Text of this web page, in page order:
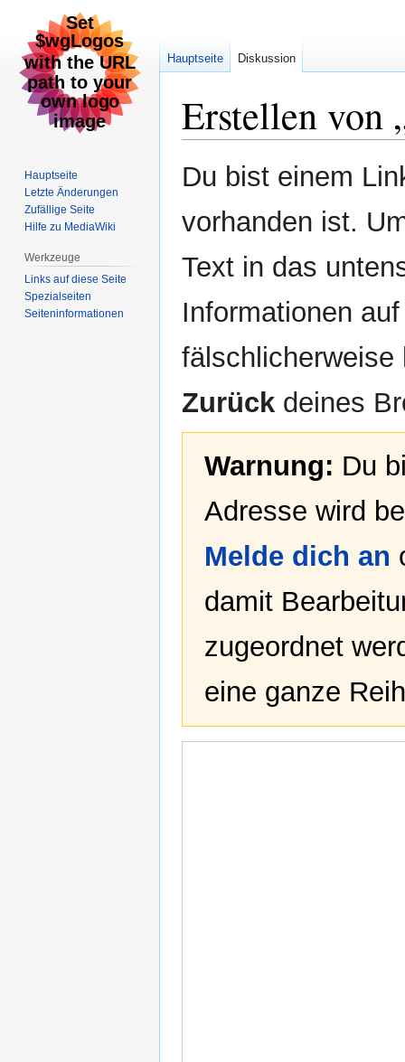
Erstellen von
Zur
Navigation
Zur
Suche
Du bist einem
vorhanden ist.
Text in das
Informationen
Zurück deines
Warnung: Du
Adresse wird
Melde dich an
damit
zugeordnet
eine ganze
Hauptseite Diskussion
Hauptseite
Letzte Änderungen
Zufällige Seite
Hilfe zu MediaWiki
Werkzeuge
Links auf diese Seite
Spezialseiten
Seiten­informationen